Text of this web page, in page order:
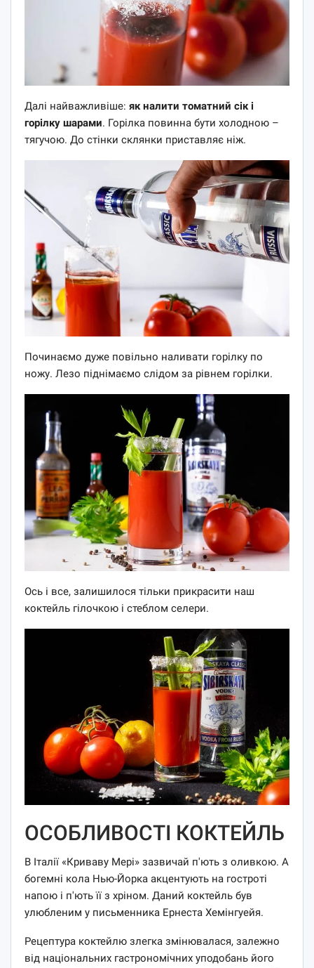
Далі найважливіше: як налити томатний сік і
горілку шарами. Горілка повинна бути холодною –
тягучою. До стінки склянки приставляє ніж.
Починаємо дуже повільно наливати горілку по
ножу. Лезо піднімаємо слідом за рівнем горілки.
Ось і все, залишилося тільки прикрасити наш
коктейль гілочкою і стеблом селери.
ОСОБЛИВОСТІ КОКТЕЙЛЬ
В Італії «Криваву Мері» зазвичай п'ють з оливкою. А
богемні кола Нью-Йорка акцентують на гостроті
напою і п'ють її з хріном. Даний коктейль був
улюбленим у письменника Ернеста Хемінгуейя.
Рецептура коктейлю злегка змінювалася, залежно
від національних гастрономічних уподобань його